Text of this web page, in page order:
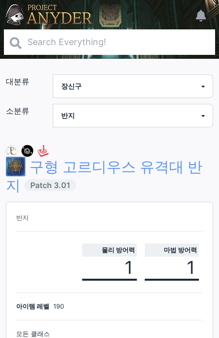
대분류
소분류
구형 고르디우스 유격대 반
지
Patch 3.01
반지
물리 방어력
1
마법 방어력
1
아이템 레벨 190
모든 클래스